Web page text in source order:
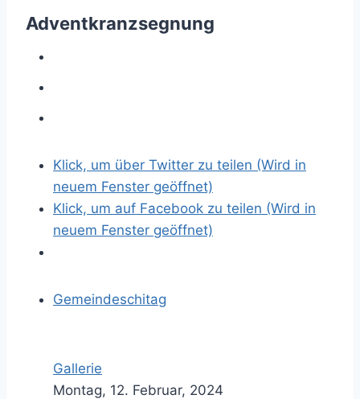
Adventkranzsegnung
Klick, um über Twitter zu teilen (Wird in
neuem Fenster geöffnet)
Klick, um auf Facebook zu teilen (Wird in
neuem Fenster geöffnet)
Gemeindeschitag
Gallerie
Montag, 12. Februar, 2024